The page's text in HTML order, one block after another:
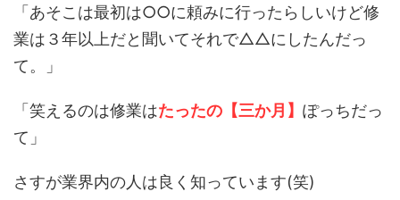
「あそこは最初は○○に頼みに行ったらしいけど修
業は３年以上だと聞いてそれで△△にしたんだっ
て。」
「笑えるのは修業はたったの【三か月】 ぽっちだっ
て」
さすが業界内の人は良く知っています(笑)